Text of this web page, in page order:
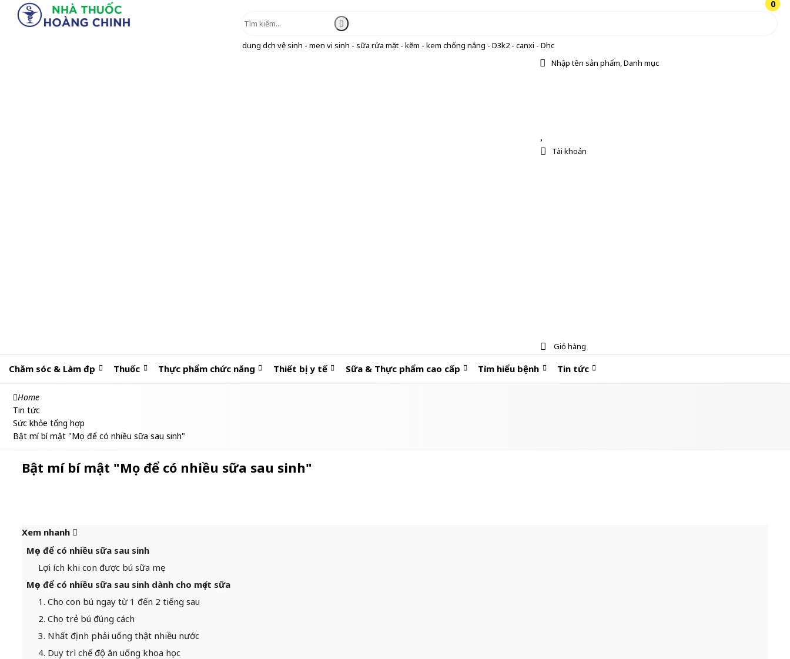
dung dịch vệ sinh - men vi sinh - sữa rửa mặt - kẽm - kem chống nắng - D3k2 - canxi - Dhc
Nhập tên sản phẩm, Danh mục
0
Tài khoản
0
Giỏ hàng
Chăm sóc & Làm đẹp Thuốc Thực phẩm chức năng Thiết bị y tế Sữa & Thực phẩm cao cấp Tìm hiểu bệnh Tin tức
Home
Tin tức
Sức khỏe tổng hợp
Bật mí bí mật "Mẹo để có nhiều sữa sau sinh"
Bật mí bí mật "Mẹo để có nhiều sữa sau sinh"
Xem nhanh
Mẹo để có nhiều sữa sau sinh
Lợi ích khi con được bú sữa mẹ
Mẹo để có nhiều sữa sau sinh dành cho mẹ ít sữa
1. Cho con bú ngay từ 1 đến 2 tiếng sau
2. Cho trẻ bú đúng cách
3. Nhất định phải uống thật nhiều nước
4. Duy trì chế độ ăn uống khoa học